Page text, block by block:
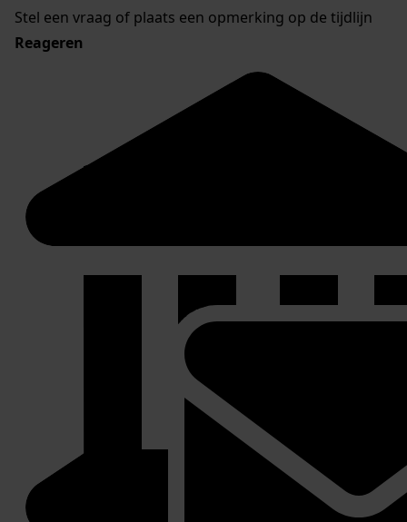
Stel een vraag of plaats een opmerking op de tijdlijn
Reageren